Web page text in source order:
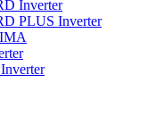
Inverter
PLUS Inverter